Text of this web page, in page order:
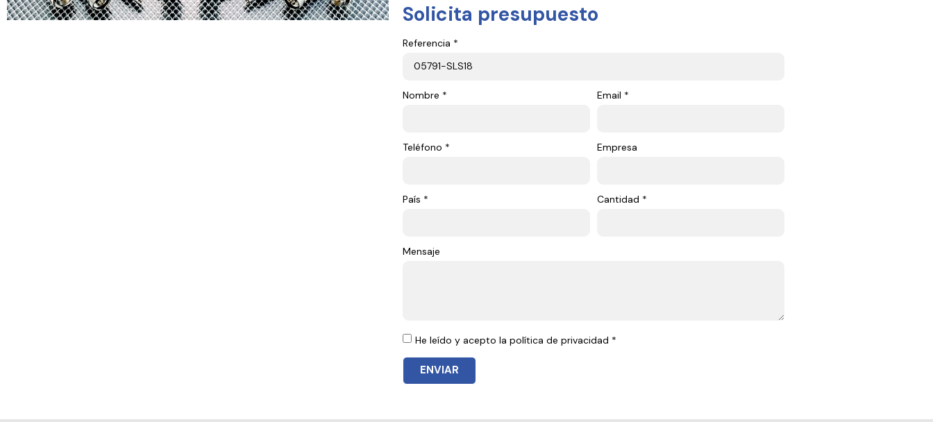
Solicita presupuesto
Referencia *
Nombre * Email *
Teléfono * Empresa
País * Cantidad *
Mensaje
He leído y acepto la política de privacidad *
ENVIAR